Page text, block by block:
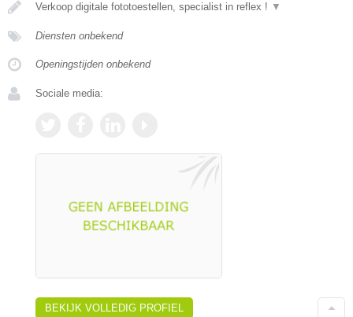
Verkoop digitale fototoestellen, specialist in reflex ! ▼
Diensten onbekend
Openingstijden onbekend
Sociale media:
BEKIJK VOLLEDIG PROFIEL